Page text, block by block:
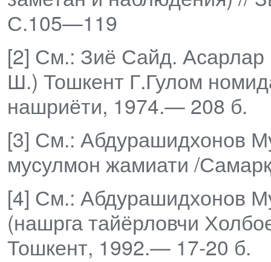
С.105—119
[2] См.: Зиё Сайд. Асарлар
Ш.) Тошкент Г.Гулом
нашриёти, 1974.— 208 б.
[3] См.: Абдурашидхонов
мусулмон жамиати /
[4] См.: Абдурашидхонов
(нашрга тайёрловчи
Тошкент, 1992.— 17-20 б.